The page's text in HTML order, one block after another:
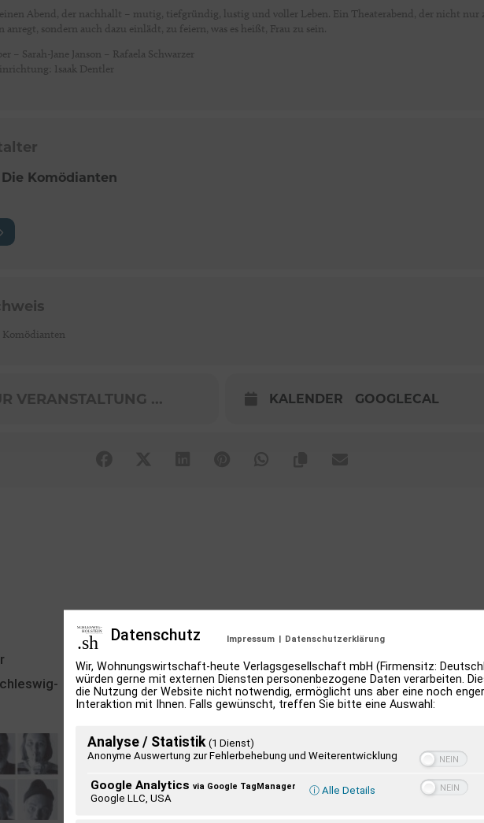
einen Abend, der nachhallt – mutig, tiefgründig, lustig und voller Leben. Ein Theaterabend, der nicht nur
anregt, sondern auch dazu einlädt, zu feiern, was es heißt, Frau zu sein.
– Sarah-Jane Janson – Rafaela Schwarzer
Isaak Dentler
Die Komödianten
Komödianten
VERANSTALTUNG ... KALENDER GOOGLECAL
Datenschutz Impressum | Datenschutzerklärung
Wir, Wohnungswirtschaft-heute Verlagsgesellschaft mbH (Firmensitz:
würden gerne mit externen Diensten personenbezogene Daten verarbeiten.
die Nutzung der Website nicht notwendig, ermöglicht uns aber eine noch
Interaktion mit Ihnen. Falls gewünscht, treffen Sie bitte eine Auswahl:
Analyse / Statistik (1 Dienst)
Anonyme Auswertung zur Fehlerbehebung und Weiterentwicklung
Google Analytics via Google TagManager
Google LLC, USA
ⓘ Alle Details